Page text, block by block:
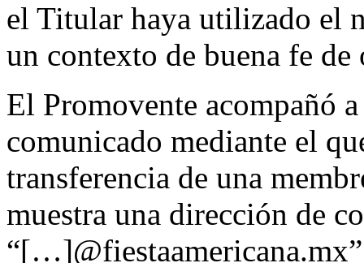
el Titular haya utilizado el
un contexto de buena fe
El Promovente acompañó
comunicado mediante el
transferencia de una
muestra una dirección de